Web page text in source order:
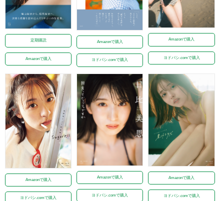
定期購読
Amazonで購入
Amazonで購入
ヨドバシ.comで購入
Amazonで購入
ヨドバシ.comで購入
Amazonで購入
ヨドバシ.comで購入
Amazonで購入
ヨドバシ.comで購入
Amazonで購入
ヨドバシ.comで購入